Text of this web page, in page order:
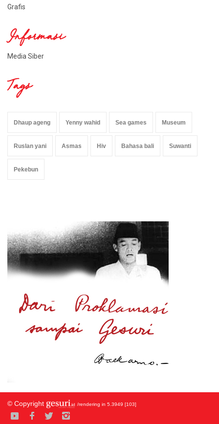
Grafis
Informasi
Media Siber
Tags
Dhaup ageng Yenny wahid Sea games Museum
Ruslan yani Asmas Hiv Bahasa bali Suwanti
Pekebun
© Copyright /rendering in 5.3949 [103]